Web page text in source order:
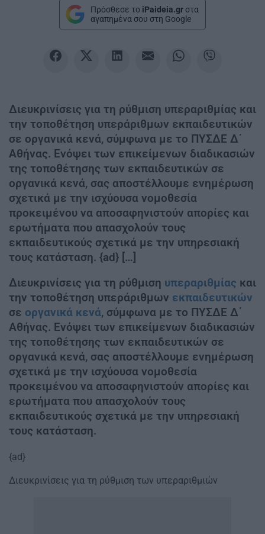
Πρόσθεσε το iPaideia.gr στα
αγαπημένα σου στη Google
Διευκρινίσεις για τη ρύθμιση υπεραριθμίας και
την τοποθέτηση υπεράριθμων εκπαιδευτικών
σε οργανικά κενά, σύμφωνα με το ΠΥΣΔΕ Δ΄
Αθήνας. Ενόψει των επικείμενων διαδικασιών
της τοποθέτησης των εκπαιδευτικών σε
οργανικά κενά, σας αποστέλλουμε ενημέρωση
σχετικά με την ισχύουσα νομοθεσία
προκειμένου να αποσαφηνιστούν απορίες και
ερωτήματα που απασχολούν τους
εκπαιδευτικούς σχετικά με την υπηρεσιακή
τους κατάσταση. {ad} […]
Διευκρινίσεις για τη ρύθμιση υπεραριθμίας και
την τοποθέτηση υπεράριθμων εκπαιδευτικών
σε οργανικά κενά, σύμφωνα με το ΠΥΣΔΕ Δ΄
Αθήνας. Ενόψει των επικείμενων διαδικασιών
της τοποθέτησης των εκπαιδευτικών σε
οργανικά κενά, σας αποστέλλουμε ενημέρωση
σχετικά με την ισχύουσα νομοθεσία
προκειμένου να αποσαφηνιστούν απορίες και
ερωτήματα που απασχολούν τους
εκπαιδευτικούς σχετικά με την υπηρεσιακή
τους κατάσταση.
{ad}
Διευκρινίσεις για τη ρύθμιση των υπεραριθμιών